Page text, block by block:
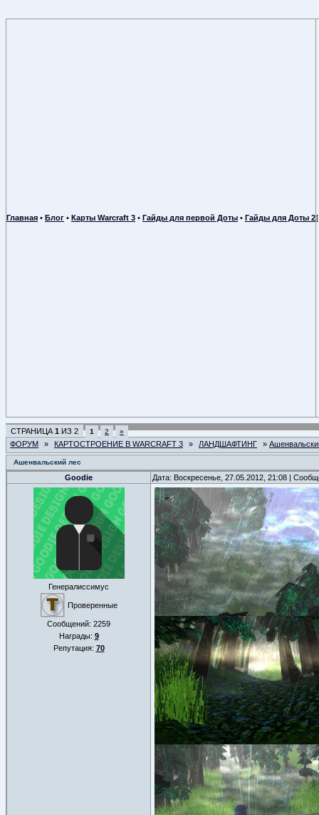
Главная • Блог • Карты Warcraft 3 • Гайды для первой Доты • Гайды для Доты 2
СТРАНИЦА 1 ИЗ 2 1 2 »
ФОРУМ » КАРТОСТРОЕНИЕ В WARCRAFT 3 » ЛАНДШАФТИНГ »
Ашенвальский лес
Goodie Дата: Воскресенье, 27.05.2012, 21:08 |
Генералиссимус
Проверенные
Сообщений: 2259
Награды: 9
Репутация: 70